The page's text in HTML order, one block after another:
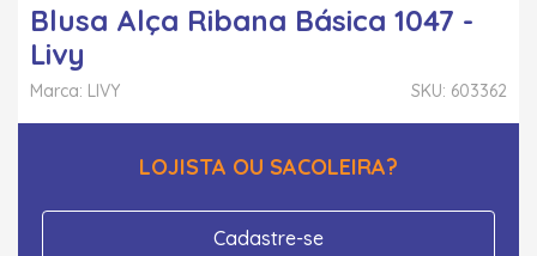
Blusa Alça Ribana Básica 1047 -
Livy
SKU: 603362
Marca: LIVY
LOJISTA OU SACOLEIRA?
Cadastre-se